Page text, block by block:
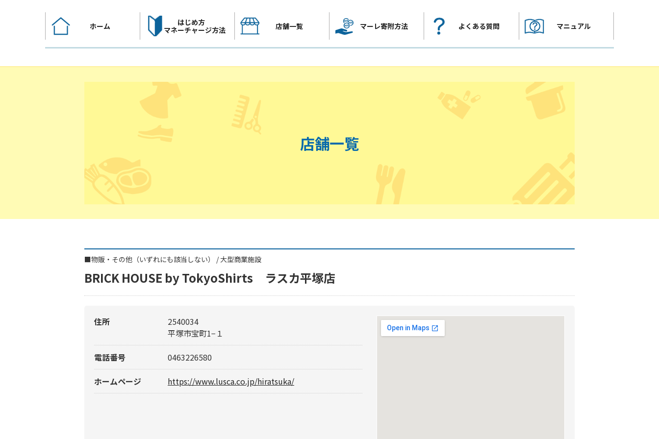
へ
ホーム
はじめ方
マネーチャージ方法
店舗一覧 マーレ寄附方法 よくある質問 マニュアル
店舗一覧
■物販・その他（いずれにも該当しない） /大型商業施設
BRICK HOUSE by TokyoShirts ラスカ平塚店
住所
2540034
平塚市宝町1−１
電話番号 0463226580
ホームページ https://www.lusca.co.jp/hiratsuka/